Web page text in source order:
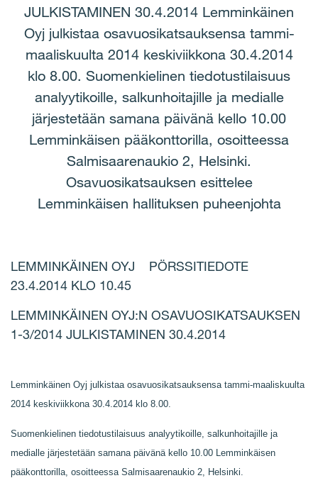
JULKISTAMINEN 30.4.2014 Lemminkäinen
Oyj julkistaa osavuosikatsauksensa tammi-
maaliskuulta 2014 keskiviikkona 30.4.2014
klo 8.00. Suomenkielinen tiedotustilaisuus
analyytikoille, salkunhoitajille ja medialle
järjestetään samana päivänä kello 10.00
Lemminkäisen pääkonttorilla, osoitteessa
Salmisaarenaukio 2, Helsinki.
Osavuosikatsauksen esittelee
Lemminkäisen hallituksen puheenjohta
LEMMINKÄINEN OYJ PÖRSSITIEDOTE
23.4.2014 KLO 10.45
LEMMINKÄINEN OYJ:N OSAVUOSIKATSAUKSEN
1-3/2014 JULKISTAMINEN 30.4.2014
Lemminkäinen Oyj julkistaa osavuosikatsauksensa tammi-maaliskuulta
2014 keskiviikkona 30.4.2014 klo 8.00.
Suomenkielinen tiedotustilaisuus analyytikoille, salkunhoitajille ja
medialle järjestetään samana päivänä kello 10.00 Lemminkäisen
pääkonttorilla, osoitteessa Salmisaarenaukio 2, Helsinki.